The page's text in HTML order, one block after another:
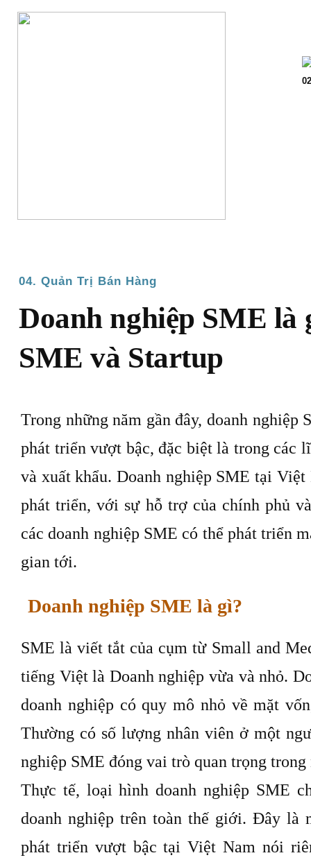
04. Quản Trị Bán Hàng
Doanh nghiệp SME là
SME và Startup
Trong những năm gần đây, doanh nghiệp
phát triển vượt bậc, đặc biệt là trong các
và xuất khẩu. Doanh nghiệp SME tại
phát triển, với sự hỗ trợ của chính phủ
các doanh nghiệp SME có thể phát triển
gian tới.
Doanh nghiệp SME là gì?
SME là viết tắt của cụm từ Small and
tiếng Việt là Doanh nghiệp vừa và nhỏ.
doanh nghiệp có quy mô nhỏ về mặt
Thường có số lượng nhân viên ở một
nghiệp SME đóng vai trò quan trọng trong
Thực tế, loại hình doanh nghiệp SME
doanh nghiệp trên toàn thế giới. Đây là
phát triển vượt bậc tại Việt Nam nói